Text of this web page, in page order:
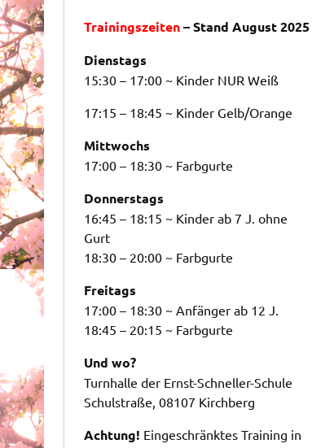
Trainingszeiten– Stand August 2025
Dienstags
15:30 – 17:00 ~ Kinder NUR Weiß
17:15 – 18:45 ~ Kinder Gelb/Orange
Mittwochs
17:00 – 18:30 ~ Farbgurte
Donnerstags
16:45 – 18:15 ~ Kinder ab 7 J. ohne
Gurt
18:30 – 20:00 ~ Farbgurte
Freitags
17:00 – 18:30 ~ Anfänger ab 12 J.
18:45 – 20:15 ~ Farbgurte
Und wo?
Turnhalle der Ernst-Schneller-Schule
Schulstraße, 08107 Kirchberg
Achtung! Eingeschränktes Training in